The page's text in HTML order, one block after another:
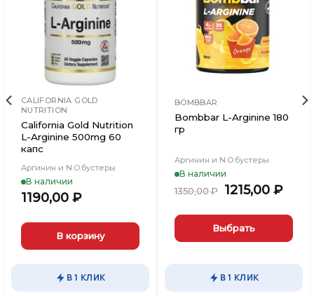
Вишлист
CALIFORNIA GOLD
NUTRITION
California Gold Nutrition
L-Arginine 500mg 60
капс
Аргинин и N.O.бустеры
В наличии
1190,00 ₽
В корзину
В 1 КЛИК
Вишлист
BOMBBAR
Bombbar L-Arginine 180
гр
Аргинин и N.O.бустеры
В наличии
1350,00₽
составляла
1350,00 ₽.
1215,00 ₽
Выбрать
В 1 КЛИК